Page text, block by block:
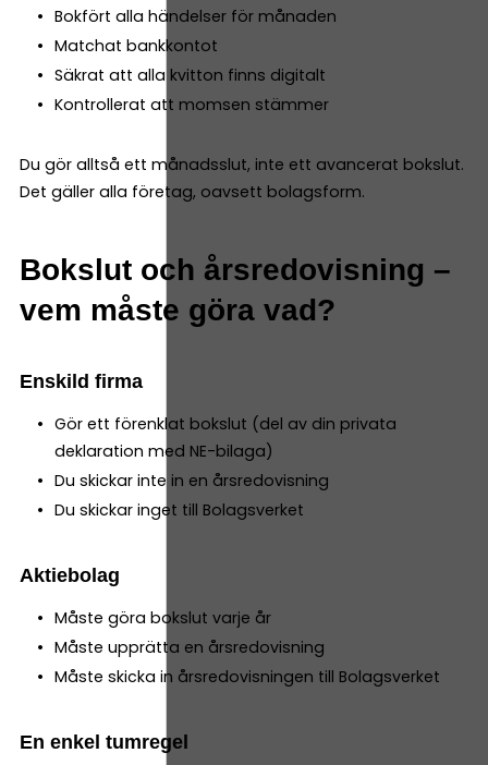
Bokfört alla händelser för månaden
Matchat bankkontot
Säkrat att alla kvitton finns digitalt
Kontrollerat att momsen stämmer
Du gör alltså ett månadsslut, inte ett avancerat bokslut.
Det gäller alla företag, oavsett bolagsform.
Bokslut och årsredovisning –
vem måste göra vad?
Enskild firma
Gör ett förenklat bokslut (del av din privata
deklaration med NE-bilaga)
Du skickar inte in en årsredovisning
Du skickar inget till Bolagsverket
Aktiebolag
Måste göra bokslut varje år
Måste upprätta en årsredovisning
Måste skicka in årsredovisningen till Bolagsverket
En enkel tumregel